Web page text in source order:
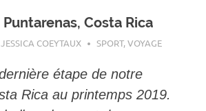
Puntarenas, Costa Rica
JESSICA COEYTAUX SPORT,VOYAGE
étape de notre
Rica au printemps 2019.